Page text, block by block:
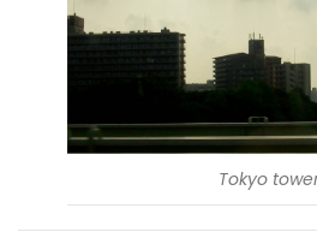
Tokyo